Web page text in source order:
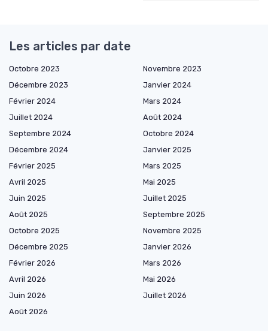
Les articles par date
Octobre 2023
Novembre 2023
Décembre 2023
Janvier 2024
Février 2024
Mars 2024
Juillet 2024
Août 2024
Septembre 2024
Octobre 2024
Décembre 2024
Janvier 2025
Février 2025
Mars 2025
Avril 2025
Mai 2025
Juin 2025
Juillet 2025
Août 2025
Septembre 2025
Octobre 2025
Novembre 2025
Décembre 2025
Janvier 2026
Février 2026
Mars 2026
Avril 2026
Mai 2026
Juin 2026
Juillet 2026
Août 2026